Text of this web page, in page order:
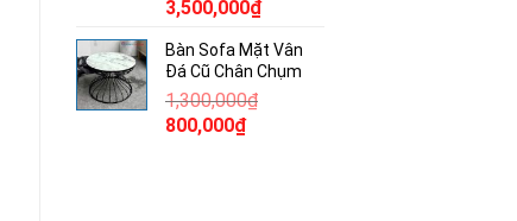
Giá
là:
5,100,000₫.
3,500,000₫Giá
tại
là:
Bàn Sofa Mặt Vân
Đá Cũ Chân Chụm
1,300,000₫
Giá
800,000₫Giá